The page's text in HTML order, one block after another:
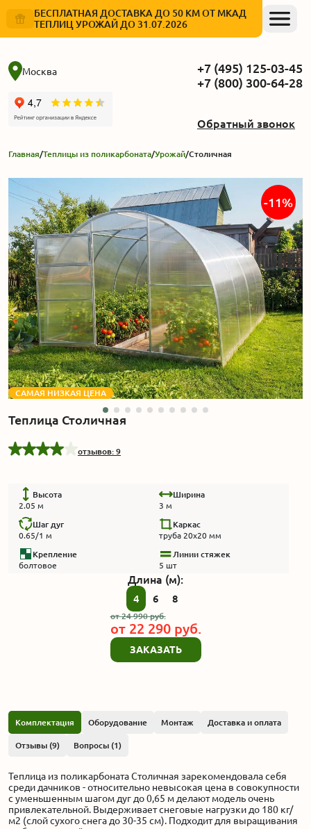
БЕСПЛАТНАЯ ДОСТАВКА ДО 50 КМ ОТ МКАД
ТЕПЛИЦ УРОЖАЙ ДО 31.07.2026
Акции
Производство
Выставка
Отзывы
Вопросы
Гарантии
Вакансии
Москва
+7 (495) 125-03-45
+7 (800) 300-64-28
Обратный звонок
Главная/Теплицы из поликарбоната/Урожай/Столичная
САМАЯ НИЗКАЯ ЦЕНА
-11%
Теплица Столичная
отзывов: 9
Высота
2.05 м
Ширина
3 м
Шаг дуг
0.65/1 м
Каркас
труба 20x20 мм
Крепление
болтовое
Линии стяжек
5 шт
Длина (м):
4 6 8
от24 990руб.
от 22 290руб.
ЗАКАЗАТЬ
Комплектация Оборудование Монтаж Доставка и оплата
Отзывы (9) Вопросы (1)
Теплица из поликарбоната Столичная зарекомендовала себя
среди дачников - относительно невысокая цена в совокупности
с уменьшенным шагом дуг до 0,65 м делают модель очень
привлекательной. Выдерживает снеговые нагрузки до 180 кг/
м2 (слой сухого снега до 30-35 см). Подходит для выращивания